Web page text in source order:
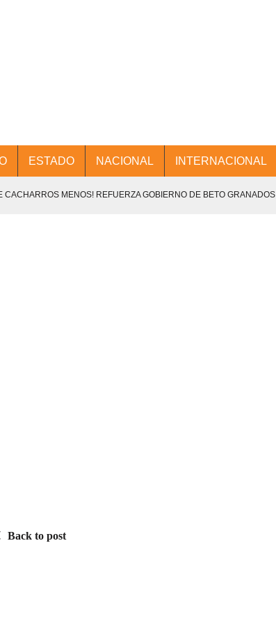
ESTADO NACIONAL INTERNACIONAL
CACHARROS MENOS! REFUERZA GOBIERNO DE BETO GRANADOS
ENCANTO DE LAS PLAYAS DEL GOLFO DE MÉXICO.
Back to post